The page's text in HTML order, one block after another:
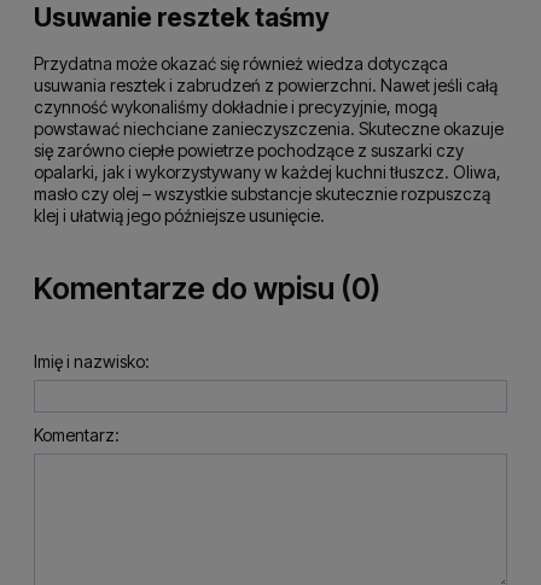
Usuwanie resztek taśmy
Przydatna może okazać się również wiedza dotycząca
usuwania resztek i zabrudzeń z powierzchni. Nawet jeśli całą
czynność wykonaliśmy dokładnie i precyzyjnie, mogą
powstawać niechciane zanieczyszczenia. Skuteczne okazuje
się zarówno ciepłe powietrze pochodzące z suszarki czy
opalarki, jak i wykorzystywany w każdej kuchni tłuszcz. Oliwa,
masło czy olej – wszystkie substancje skutecznie rozpuszczą
klej i ułatwią jego późniejsze usunięcie.
Komentarze do wpisu (0)
Imię i nazwisko:
Komentarz: